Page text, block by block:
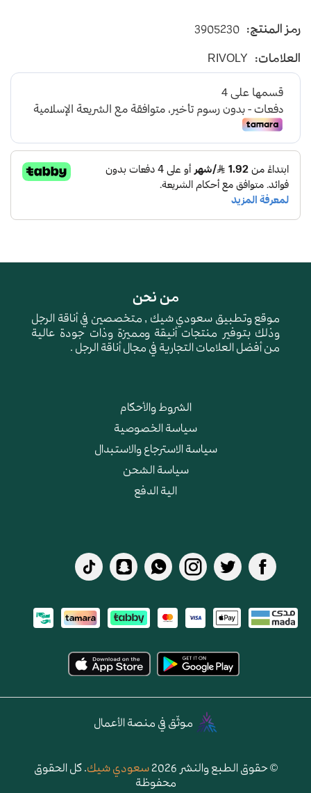
رمز المنتج: 3905230
العلامات: RIVOLY
من نحن
موقع وتطبيق سعودي شيك , متخصصين في أناقة الرجل
وذلك بتوفير منتجات أنيقة ومميزة وذات جودة عالية
من أفضل العلامات التجارية في مجال أناقة الرجل .
الشروط والأحكام
سياسة الخصوصية
سياسة الاسترجاع والاستبدال
سياسة الشحن
الية الدفع
موثّق في منصة الأعمال
© حقوق الطبع والنشر 2026 سعودي شيك. كل الحقوق
محفوظة